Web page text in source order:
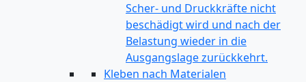
Scher- und Druckkräfte nicht
beschädigt wird und nach der
Belastung wieder in die
Ausgangslage zurückkehrt.
Kleben nach Materialen